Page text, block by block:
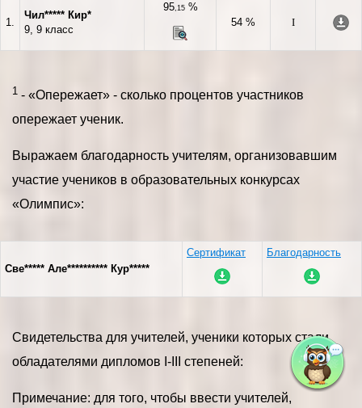
1.
Чил***** Кир*
9, 9 класс
95,15%
54 %
I
1 - «Опережает» - сколько процентов участников
опережает ученик.
Выражаем благодарность учителям, организовавшим
участие учеников в образовательных конкурсах
«Олимпис»:
Све***** Але********** Кур*****
Сертификат Благодарность
Свидетельства для учителей, ученики которых стали
обладателями дипломов I-III степеней:
Примечание: для того, чтобы ввести учителей,